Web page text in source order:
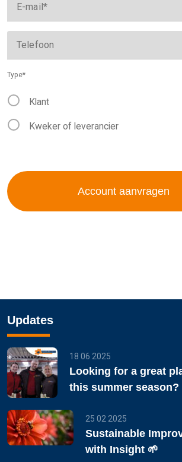
E-mail*
Telefoon
Type*
Klant
Kweker of leverancier
Updates
18 06 2025
Looking for a great
this summer season?
25 02 2025
Sustainable
with Insight 🌱